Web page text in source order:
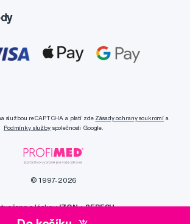
službou reCAPTCHA a platí zde Zásady ochrany soukromí a
Podmínky službyspolečnosti Google.
© 1997-2026
s láskouIZON+2FRESH